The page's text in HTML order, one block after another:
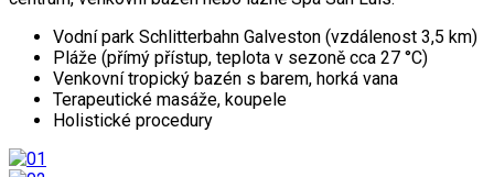
Vodní park Schlitterbahn Galveston (vzdálenost 3,5 km)
Pláže (přímý přístup, teplota v sezoně cca 27 °C)
Venkovní tropický bazén s barem, horká vana
Terapeutické masáže, koupele
Holistické procedury